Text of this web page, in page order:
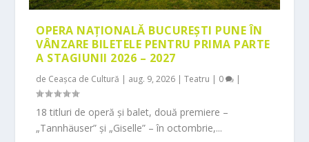
OPERA NAȚIONALĂ BUCUREȘTI PUNE ÎN
VÂNZARE BILETELE PENTRU PRIMA PARTE
A STAGIUNII 2026 – 2027
de Ceașca de Cultură | aug. 9, 2026 |Teatru | 0 |
18 titluri de operă și balet, două premiere –
„Tannhäuser” și „Giselle” – în octombrie,...